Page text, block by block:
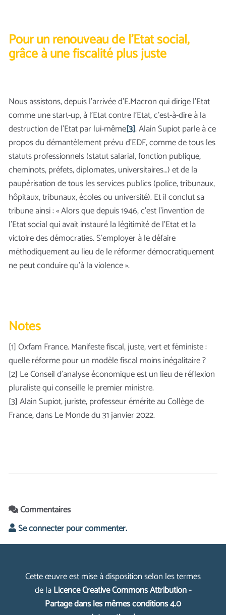
Pour un renouveau de l’Etat social,
grâce à une fiscalité plus juste
Nous assistons, depuis l’arrivée d’E.Macron qui dirige l’Etat
comme une start-up, à l’Etat contre l’Etat, c’est-à-dire à la
destruction de l’Etat par lui-même[3]. Alain Supiot parle à ce
propos du démantèlement prévu d’EDF, comme de tous les
statuts professionnels (statut salarial, fonction publique,
cheminots, préfets, diplomates, universitaires…) et de la
paupérisation de tous les services publics (police, tribunaux,
hôpitaux, tribunaux, écoles ou université). Et il conclut sa
tribune ainsi : « Alors que depuis 1946, c’est l’invention de
l’Etat social qui avait instauré la légitimité de l’Etat et la
victoire des démocraties. S’employer à le défaire
méthodiquement au lieu de le réformer démocratiquement
ne peut conduire qu’à la violence ».
Notes
[1] Oxfam France. Manifeste fiscal, juste, vert et féministe :
quelle réforme pour un modèle fiscal moins inégalitaire ?
[2] Le Conseil d’analyse économique est un lieu de réflexion
pluraliste qui conseille le premier ministre.
[3] Alain Supiot, juriste, professeur émérite au Collège de
France, dans Le Monde du 31 janvier 2022.
Commentaires
Se connecter pour commenter.
Cette œuvre est mise à disposition selon les termes
de laLicence Creative Commons Attribution -
Partage dans les mêmes conditions 4.0